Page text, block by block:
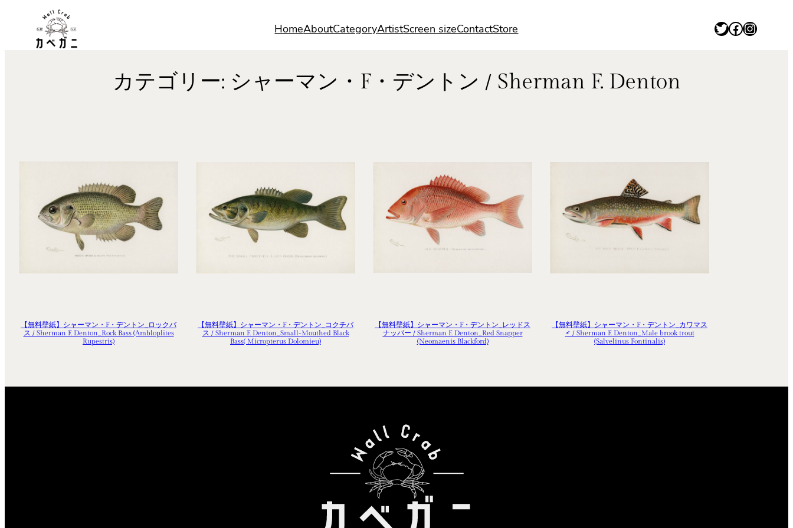
HomeAboutCategoryArtistScreen sizeContactStore Twitter Facebook Instagram
カテゴリー: シャーマン・F・デントン / Sherman F. Denton
【無料壁紙】シャーマン・F・デントン_ロックバ
ス / Sherman F. Denton_Rock Bass (Ambloplites
Rupestris)
【無料壁紙】シャーマン・F・デントン_コクチバ
ス / Sherman F. Denton_Small-Mouthed Black
Bass( Micropterus Dolomieu)
【無料壁紙】シャーマン・F・デントン_レッドス
ナッパー / Sherman F. Denton_Red Snapper
(Neomaenis Blackford)
【無料壁紙】シャーマン・F・デントン_カワマス
♂ / Sherman F. Denton_Male brook trout
(Salvelinus Fontinalis)